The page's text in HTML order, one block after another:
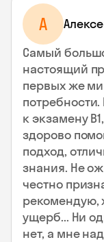
А
Самый
настоящий
первых же
к экзамену
здорово
подход,
знания. Не
честно
рекомендую,
ущерб... Ни
нет, а мне